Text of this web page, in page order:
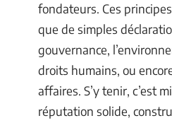
fondateurs. Ces
que de simples
gouvernance,
droits humains, ou
affaires. S’y tenir, c’est
réputation solide,